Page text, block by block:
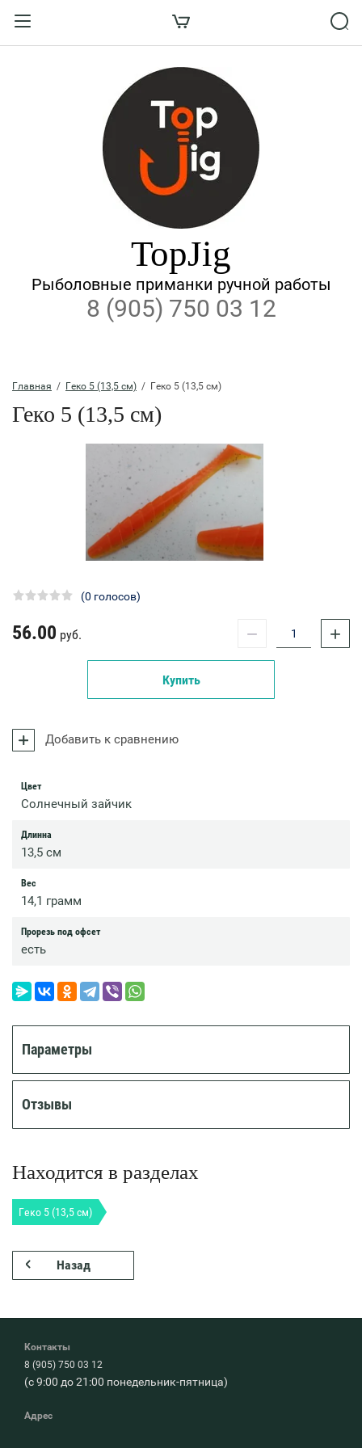
ВХОД В КАБИНЕТ
Забыли пароль?
ВОЙТИ
Регистрация
TopJig
Рыболовные приманки ручной работы
8 (905) 750 03 12
Главная
  /
Геко 5 (13,5 см)
  /  Геко 5 (13,5 см)
Геко 5 (13,5 см)
(0 голосов)
56.00 руб. − +
Купить
Добавить к сравнению
Цвет
Солнечный зайчик
Длинна
13,5 см
Вес
14,1 грамм
Прорезь под офсет
есть
Параметры
Отзывы
Находится в разделах
Геко 5 (13,5 см)
Назад
Контакты
8 (905) 750 03 12
(с 9:00 до 21:00 понедельник-пятница)
Адрес